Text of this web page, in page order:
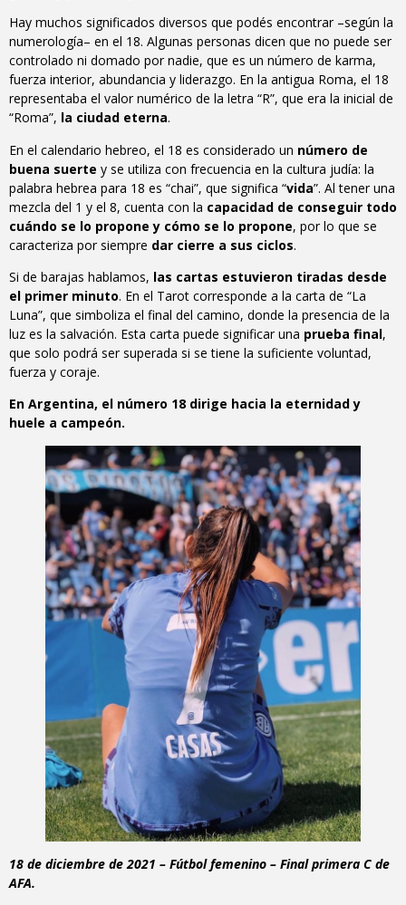
Hay muchos significados diversos que podés encontrar –según la
numerología– en el 18. Algunas personas dicen que no puede ser
controlado ni domado por nadie, que es un número de karma,
fuerza interior, abundancia y liderazgo. En la antigua Roma, el 18
representaba el valor numérico de la letra “R”, que era la inicial de
“Roma”, la ciudad eterna.
En el calendario hebreo, el 18 es considerado un número de
buena suerte y se utiliza con frecuencia en la cultura judía: la
palabra hebrea para 18 es “chai”, que significa “vida”. Al tener una
mezcla del 1 y el 8, cuenta con la capacidad de conseguir todo
cuándo se lo propone y cómo se lo propone, por lo que se
caracteriza por siempre dar cierre a sus ciclos.
Si de barajas hablamos, las cartas estuvieron tiradas desde
el primer minuto. En el Tarot corresponde a la carta de “La
Luna”, que simboliza el final del camino, donde la presencia de la
luz es la salvación. Esta carta puede significar una prueba final,
que solo podrá ser superada si se tiene la suficiente voluntad,
fuerza y coraje.
En Argentina, el número 18 dirige hacia la eternidad y
huele a campeón.
18 de diciembre de 2021 – Fútbol femenino – Final primera C de
AFA.